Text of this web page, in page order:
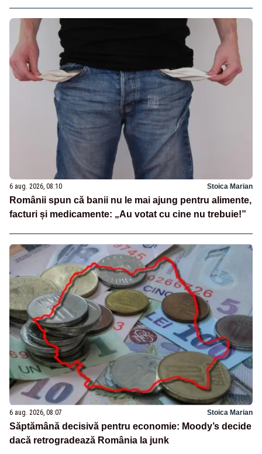
6 aug. 2026, 08:10 Stoica Marian
Românii spun că banii nu le mai ajung pentru alimente,
facturi și medicamente: „Au votat cu cine nu trebuie!”
6 aug. 2026, 08:07 Stoica Marian
Săptămână decisivă pentru economie: Moody’s decide
dacă retrogradează România la junk